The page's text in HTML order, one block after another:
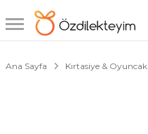
Ana Sayfa Kırtasiye & Oyuncak